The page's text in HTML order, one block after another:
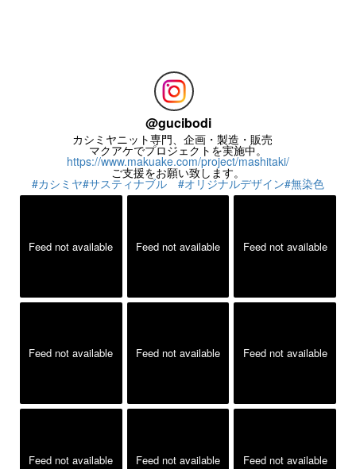
@gucibodi
カシミヤニット専門、企画・製造・販売
マクアケでプロジェクトを実施中。
https://www.makuake.com/project/mashitaki/
ご支援をお願い致します。
#カシミヤ#サスティナブル#オリジナルデザイン#無染色
Feed not available Feed not available Feed not available
Feed not available Feed not available Feed not available
Feed not available Feed not available Feed not available